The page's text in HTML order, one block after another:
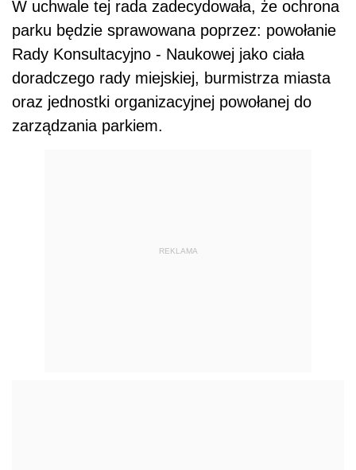
W uchwale tej rada zadecydowała, że ochrona
parku będzie sprawowana poprzez: powołanie
Rady Konsultacyjno - Naukowej jako ciała
doradczego rady miejskiej, burmistrza miasta
oraz jednostki organizacyjnej powołanej do
zarządzania parkiem.
REKLAMA